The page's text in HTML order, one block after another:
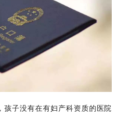
孩子没有在有妇产科资质的医院